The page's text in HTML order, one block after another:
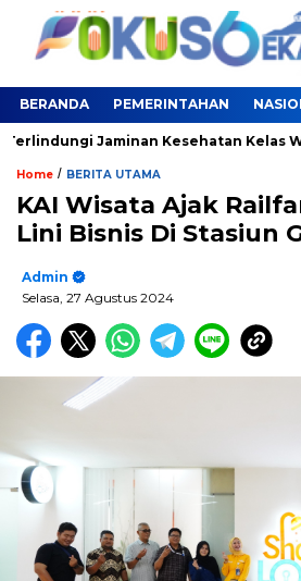
BERANDA PEMERINTAHAN
Jaminan Kesehatan Kelas
Home / BERITA UTAMA
KAI Wisata Ajak
Lini Bisnis Di Stasiun
Admin
Selasa, 27 Agustus 2024